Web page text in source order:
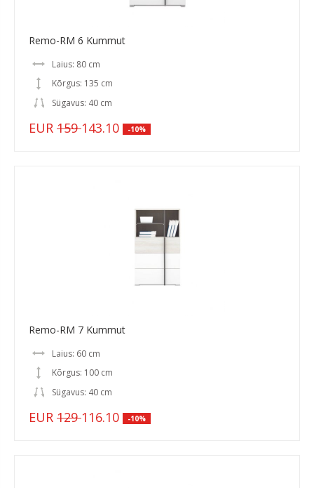
Remo-RM 6 Kummut
Laius: 80 cm
Kõrgus: 135 cm
Sügavus: 40 cm
EUR 159143.10 -10%
Remo-RM 7 Kummut
Laius: 60 cm
Kõrgus: 100 cm
Sügavus: 40 cm
EUR 129116.10 -10%